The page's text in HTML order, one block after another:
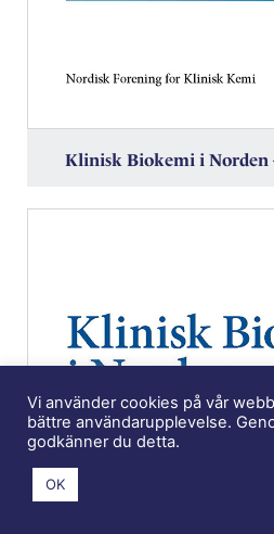
Klinisk Biokemi i Norden
Vi använder cookies på vår
bättre användarupplevelse.
godkänner du detta.
OK